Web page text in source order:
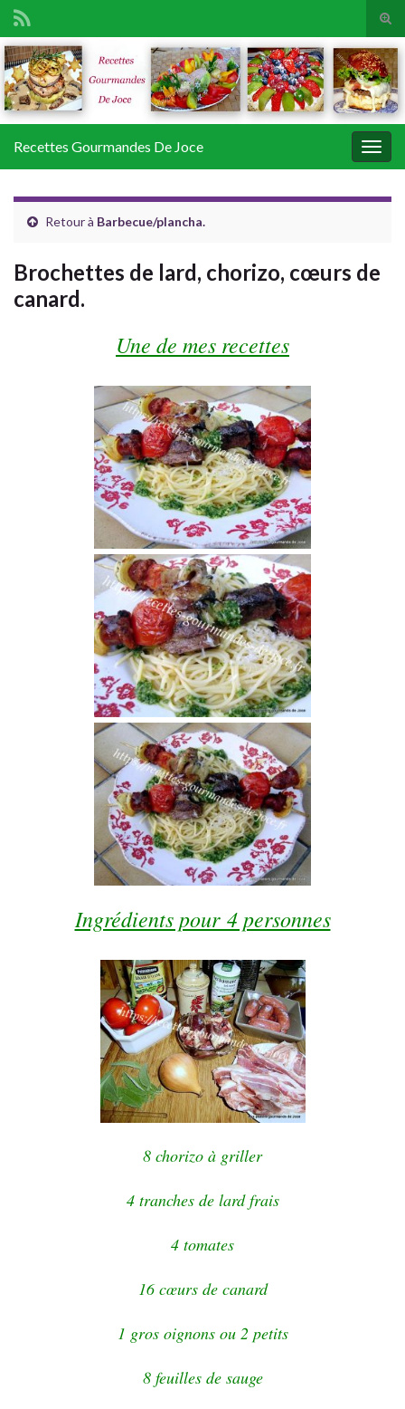
Search for:
Recettes Gourmandes De Joce
Retour à Barbecue/plancha.
Brochettes de lard, chorizo, cœurs de
canard.
Une de mes recettes
Ingrédients pour 4 personnes
8 chorizo à griller
4 tranches de lard frais
4 tomates
16 cœurs de canard
1 gros oignons ou 2 petits
8 feuilles de sauge